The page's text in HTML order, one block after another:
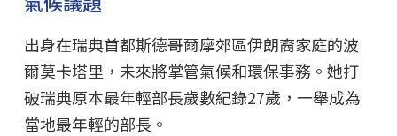
出身在瑞典首都斯德哥爾摩郊區伊朗裔家庭的波
爾莫卡塔里，未來將掌管氣候和環保事務。她打
破瑞典原本最年輕部長歲數紀錄27歲，一舉成為
當地最年輕的部長。